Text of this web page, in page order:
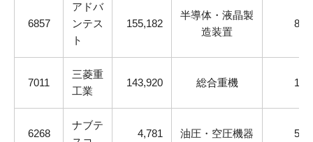
6857
アドバ
ンテス
ト
155,182
半導体・液晶製
造装置
7011
三菱重
工業
143,920 総合重機
6268
ナブテ
4,781 油圧・空圧機器